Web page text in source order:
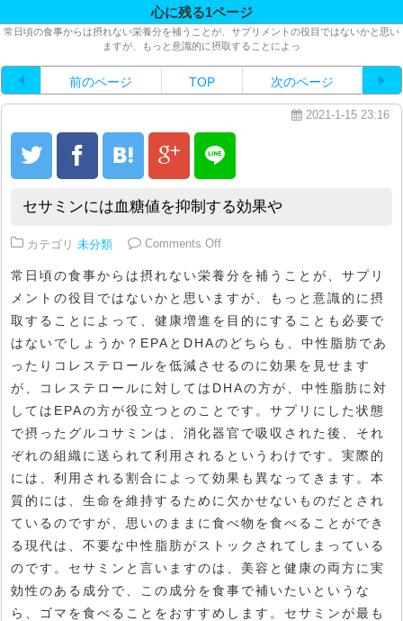
心に残る1ページ
常日頃の食事からは摂れない栄養分を補うことが、サプリメントの役目ではないかと思い
ますが、もっと意識的に摂取することによっ
前のページ TOP 次のページ
2021-1-15 23:16
セサミンには血糖値を抑制する効果や
カテゴリ 未分類 Comments Offon セサミンには血糖値を抑制する
常日頃の食事からは摂れない栄養分を補うことが、サプリ
メントの役目ではないかと思いますが、もっと意識的に摂
取することによって、健康増進を目的にすることも必要で
はないでしょうか？EPAとDHAのどちらも、中性脂肪であ
ったりコレステロールを低減させるのに効果を見せます
が、コレステロールに対してはDHAの方が、中性脂肪に対
してはEPAの方が役立つとのことです。サプリにした状態
で摂ったグルコサミンは、消化器官で吸収された後、それ
ぞれの組織に送られて利用されるというわけです。実際的
には、利用される割合によって効果も異なってきます。本
質的には、生命を維持するために欠かせないものだとされ
ているのですが、思いのままに食べ物を食べることができ
る現代は、不要な中性脂肪がストックされてしまっている
のです。セサミンと言いますのは、美容と健康の両方に実
効性のある成分で、この成分を食事で補いたいというな
ら、ゴマを食べることをおすすめします。セサミンが最も